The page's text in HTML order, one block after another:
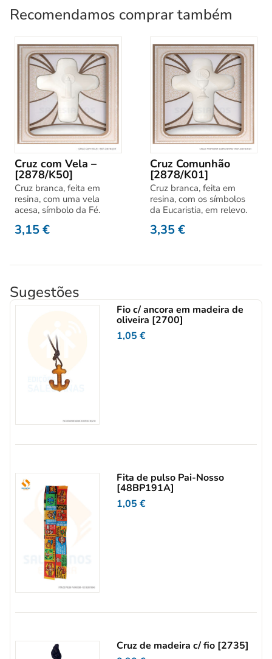
Recomendamos comprar também
Cruz com Vela –
[2878/K50]
Cruz branca, feita em
resina, com uma vela
acesa, símbolo da Fé.
3,15€
Cruz Comunhão
[2878/K01]
Cruz branca, feita em
resina, com os símbolos
da Eucaristia, em relevo.
3,35€
Sugestões
Fio c/ ancora em madeira de
oliveira [2700]
1,05€
Fita de pulso Pai-Nosso
[48BP191A]
1,05€
Cruz de madeira c/ fio [2735]